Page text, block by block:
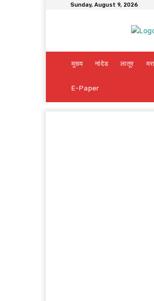
Sunday, August 9, 2026
मुख्य नांदेड लातूर
E-Paper